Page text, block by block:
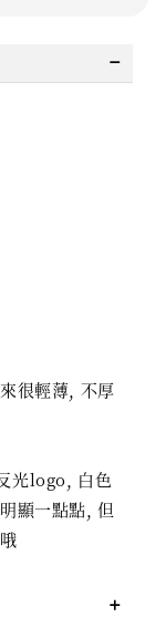
很輕薄, 不厚
光logo, 白色
顯一點點, 但